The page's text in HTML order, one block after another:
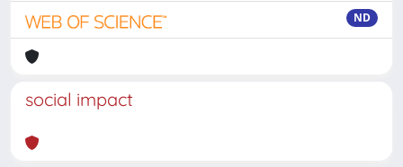
ND
social impact